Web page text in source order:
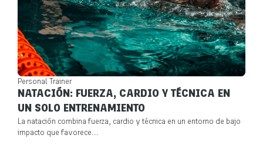
Personal Trainer
NATACIÓN: FUERZA, CARDIO Y TÉCNICA EN
UN SOLO ENTRENAMIENTO
La natación combina fuerza, cardio y técnica en un entorno de bajo
impacto que favorece...